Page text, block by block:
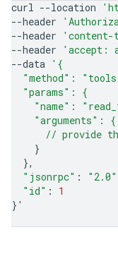
curl --location
--header
--header
--header
'accept:
--data '{
"method":
  "params": {
"name":
    "arguments": {
// provide
}
}
"jsonrpc" : "2.0"
"id" :
1
} '